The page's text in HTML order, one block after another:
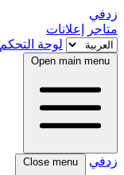
زدفي
متاجر
إعلانات
لوحة التحكم
Open main menu
زدفي Close menu